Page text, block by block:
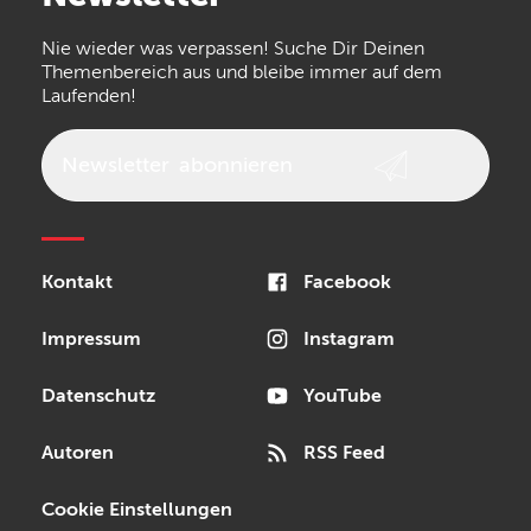
the t.bone
Walrus Audio Epiphone
Nie wieder was verpassen! Suche Dir Deinen
Themenbereich aus und bleibe immer auf dem
Laufenden!
Kontakt
Impressum
Datenschutz
Autoren
Cookie Einstellungen
Facebook
Instagram
YouTube
RSS Feed